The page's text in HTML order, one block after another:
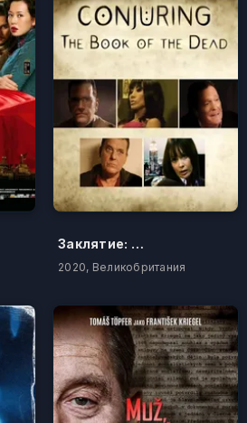
Заклятие: Книга мертвых
2020, Великобритания